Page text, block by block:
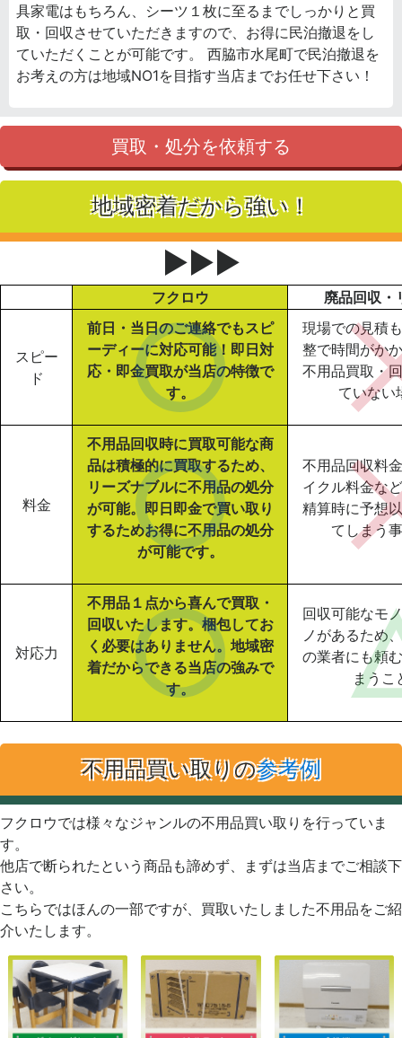
具家電はもちろん、シーツ１枚に至るまでしっかりと買
取・回収させていただきますので、お得に民泊撤退をし
ていただくことが可能です。 西脇市水尾町で民泊撤退を
お考えの方は地域NO1を目指す当店までお任せ下さい！
買取・処分を依頼する
地域密着だから強い！
▶▶▶
フクロウ 廃品回収・
スピー
ド
前日・当日のご連絡でもスピ
ーディーに対応可能！即日対
応・即金買取が当店の特徴で
す。
現場での見積
整で時間がか
不用品買取・
ていない
料金
不用品回収時に買取可能な商
品は積極的に買取するため、
リーズナブルに不用品の処分
が可能。即日即金で買い取り
するためお得に不用品の処分
が可能です。
不用品回収料
イクル料金な
精算時に予想
てしまう
対応力
不用品１点から喜んで買取・
回収いたします。梱包してお
く必要はありません。地域密
着だからできる当店の強みで
す。
回収可能なモ
ノがあるため
の業者にも頼
まうこ
不用品買い取りの参考例
フクロウでは様々なジャンルの不用品買い取りを行っていま
す。
他店で断られたという商品も諦めず、まずは当店までご相談下
さい。
こちらではほんの一部ですが、買取いたしました不用品をご紹
介いたします。